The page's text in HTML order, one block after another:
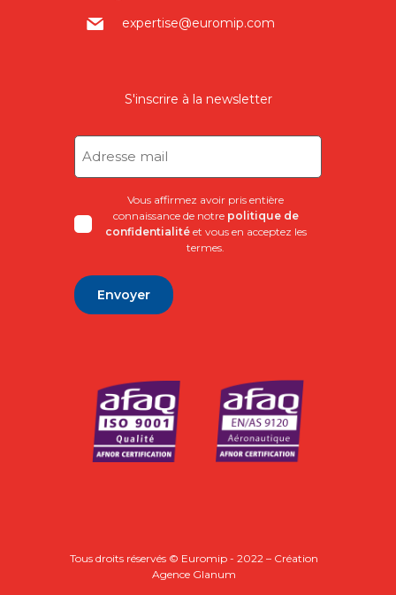
expertise@euromip.com
S'inscrire à la newsletter
(Nécessaire)
Vous affirmez avoir pris entière
connaissance de notre politique de
confidentialitéet vous en acceptez les
termes.
Tous droits réservés © Euromip - 2022 – Création
Agence Glanum